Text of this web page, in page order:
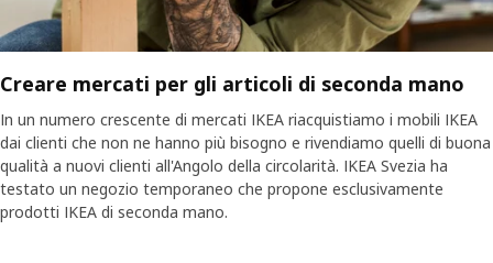
Creare mercati per gli articoli di seconda mano
In un numero crescente di mercati IKEA riacquistiamo i mobili IKEA
dai clienti che non ne hanno più bisogno e rivendiamo quelli di buona
qualità a nuovi clienti all'Angolo della circolarità. IKEA Svezia ha
testato un negozio temporaneo che propone esclusivamente
prodotti IKEA di seconda mano.